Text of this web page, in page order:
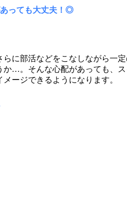
っても大丈夫！◎
に部活などをこなしながら一
…。そんな心配があっても、
ージできるようになります。